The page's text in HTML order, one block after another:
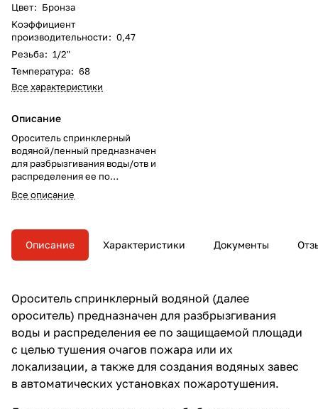
Цвет: Бронза
Коэффициент
производительности: 0,47
Резьба: 1/2"
Температура: 68
Все характеристики
Описание
Ороситель спринклерный
водяной/пенный предназначен
для разбрызгивания воды/отв и
распределения ее по
защищаемой площади с целью
тушения очагов пожара или их
создания водяных завес в
автоматических установках
пожаротушения.
Все описание
Описание Характеристики Документы
Ороситель спринклерный водяной (далее
ороситель) предназначен для разбрызгивания
воды и распределения ее по защищаемой площади
с целью тушения очагов пожара или их
локализации, а также для создания водяных завес
в автоматических установках пожаротушения.